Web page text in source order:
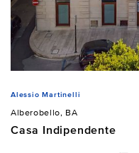
Alessio Martinelli
Alberobello, BA
Casa Indipendente